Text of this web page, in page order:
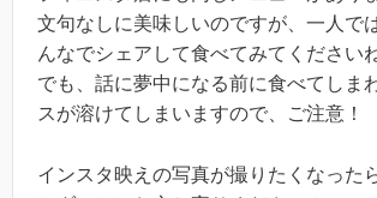
文句なしに美味しいのですが、一人で
んなでシェアして食べてみてくださいね
でも、話に夢中になる前に食べてしま
スが溶けてしまいますので、ご注意！
インスタ映えの写真が撮りたくなった